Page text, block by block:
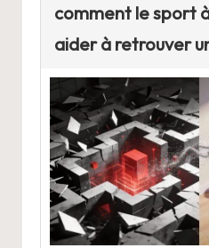
comment le sport
aider à retrouver